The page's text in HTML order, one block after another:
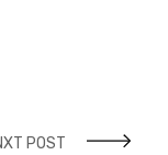
POST